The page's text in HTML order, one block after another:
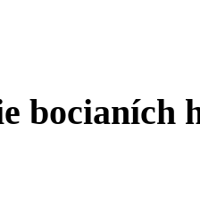
bocianích